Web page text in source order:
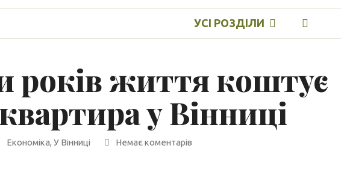
УСІ РОЗДІЛИ
років життя коштує
у Вінниці
Економіка, У Вінниці Немає коментарів